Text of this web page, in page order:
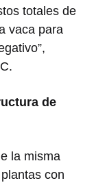
totales de
vaca para
de
la misma
con